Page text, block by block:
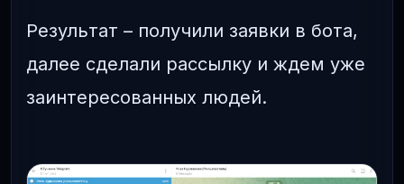
Результат – получили заявки в бота,
далее сделали рассылку и ждем уже
заинтересованных людей.